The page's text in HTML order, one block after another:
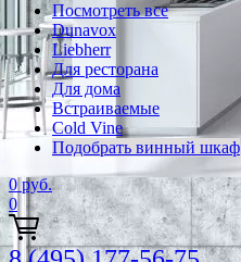
Посмотреть все
Dunavox
Liebherr
Для ресторана
Для дома
Встраиваемые
Cold Vine
Подобрать винный шкаф
0 руб.
0